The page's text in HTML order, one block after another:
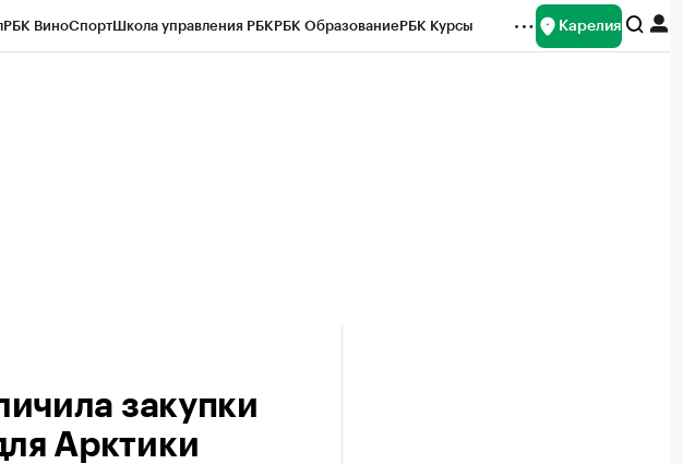
РБК ВиноСпортШкола управления РБКРБК ОбразованиеРБК Курсы Карелия
закупки
Арктики